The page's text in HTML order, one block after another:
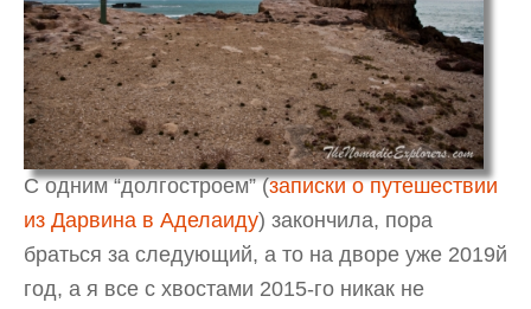
С одним “долгостроем” (записки о путешествии
из Дарвина в Аделаиду) закончила, пора
браться за следующий, а то на дворе уже 2019й
год, а я все с хвостами 2015-го никак не